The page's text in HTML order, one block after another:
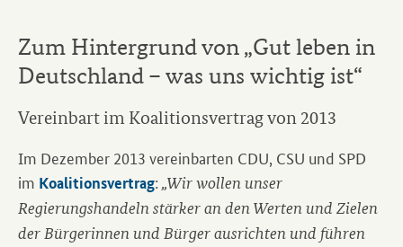
Zum Hintergrund von „Gut leben in
Deutschland – was uns wichtig ist“
Vereinbart im Koalitionsvertrag von 2013
Im Dezember 2013 vereinbarten CDU, CSU und SPD
im Koalitionsvertrag: „Wir wollen unser
Regierungshandeln stärker an den Werten und Zielen
der Bürgerinnen und Bürger ausrichten und führen